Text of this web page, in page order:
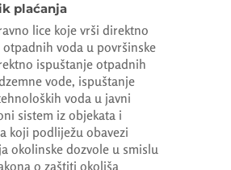
plaćanja
lice koje vrši direktno
otpadnih voda u površinske
ispuštanje otpadnih
vode, ispuštanje
voda u javni
sistem iz objekata i
koji podliježu obavezi
okolinske dozvole u smislu
o zaštiti okoliša